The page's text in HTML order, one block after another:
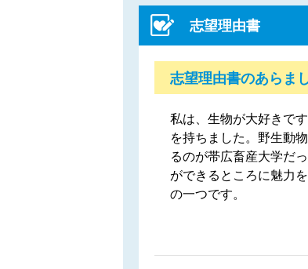
志望理由書
志望理由書のあらま
私は、生物が大好きで
を持ちました。野生動
るのが帯広畜産大学だ
ができるところに魅力
の一つです。